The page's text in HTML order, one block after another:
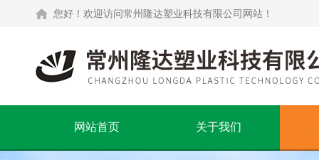
您好！欢迎访问常州隆达塑业科技有限公司网站！
网站首页 关于我们